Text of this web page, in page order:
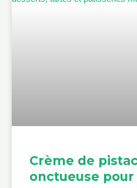
Crème de
onctueuse